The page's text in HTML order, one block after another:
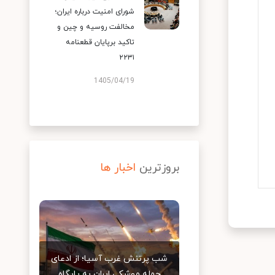
شورای امنیت درباره ایران؛
مخالفت روسیه و چین و
تاکید برپایان قطعنامه
۲۲۳۱
1405/04/19
بروزترین اخبار ها
شب پرتنش غرب آسیا؛ از ادعای